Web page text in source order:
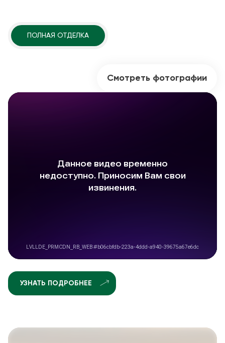
ПОЛНАЯ ОТДЕЛКА
Смотреть фотографии
УЗНАТЬ ПОДРОБНЕЕ